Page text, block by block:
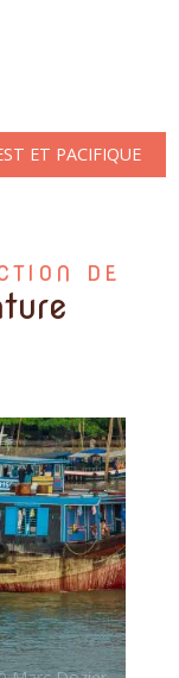
ET PACIFIQUE
DE